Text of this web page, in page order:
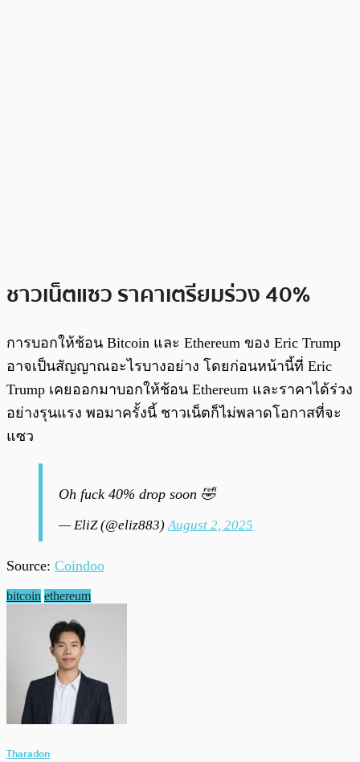
ชาวเน็ตแซว ราคาเตรียมร่วง 40%
การบอกให้ช้อน Bitcoin และ Ethereum ของ Eric Trump
อาจเป็นสัญญาณอะไรบางอย่าง โดยก่อนหน้านี้ที่ Eric
Trump เคยออกมาบอกให้ช้อน Ethereum และราคาได้ร่วง
อย่างรุนแรง พอมาครั้งนี้ ชาวเน็ตก็ไม่พลาดโอกาสที่จะ
แซว
Oh fuck 40% drop soon 🤣
— EliZ (@eliz883)August 2, 2025
Source: Coindoo
bitcoin ethereum
Tharadon